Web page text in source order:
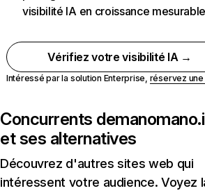
visibilité IA en croissance
Vérifiez votre visibilité IA →
Intéressé par la solution Enterprise, réservez
Concurrents de
et ses alternatives
Découvrez d'autres sites web qui
intéressent votre audience. Voyez